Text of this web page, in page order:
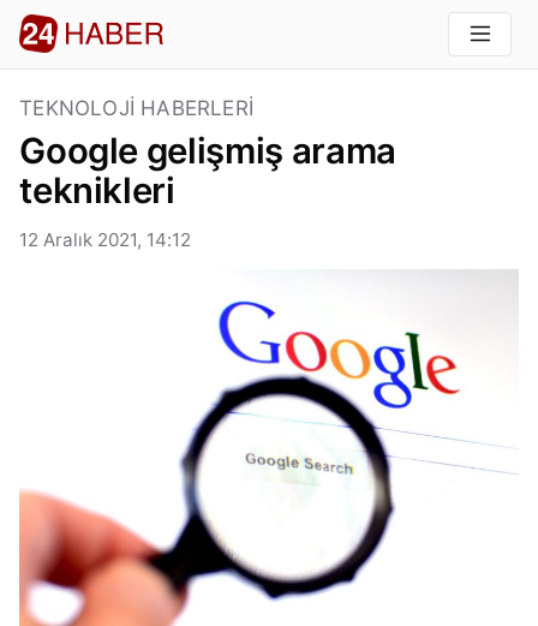
TEKNOLOJI HABERLERI
Google gelişmiş arama
teknikleri
12 Aralık 2021, 14:12